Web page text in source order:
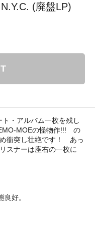
(廃盤LP)
・アルバム一枚を残し
MOEの怪物作!!! の
衝突し壮絶です！ あっ
スナーは座右の一枚に
好。